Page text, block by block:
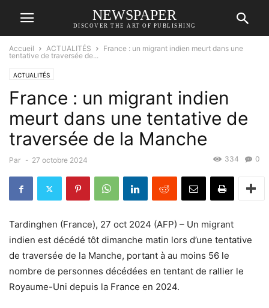
NEWSPAPER
DISCOVER THE ART OF PUBLISHING
Accueil ACTUALITÉS
France : un migrant indien meurt dans une
tentative de traversée de...
ACTUALITÉS
France : un migrant indien
meurt dans une tentative de
traversée de la Manche
Par - 27 octobre 2024 0
334
Tardinghen (France), 27 oct 2024 (AFP) – Un migrant
indien est décédé tôt dimanche matin lors d’une tentative
de traversée de la Manche, portant à au moins 56 le
nombre de personnes décédées en tentant de rallier le
Royaume-Uni depuis la France en 2024.